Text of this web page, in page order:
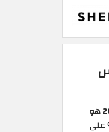
الكوبون! تمتع بخصم 10% على